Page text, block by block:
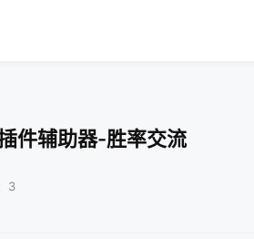
件辅助器-胜率交流
3